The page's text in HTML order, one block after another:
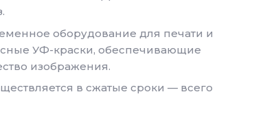
оборудование для печати и
УФ-краски, обеспечивающие
изображения.
в сжатые сроки — всего